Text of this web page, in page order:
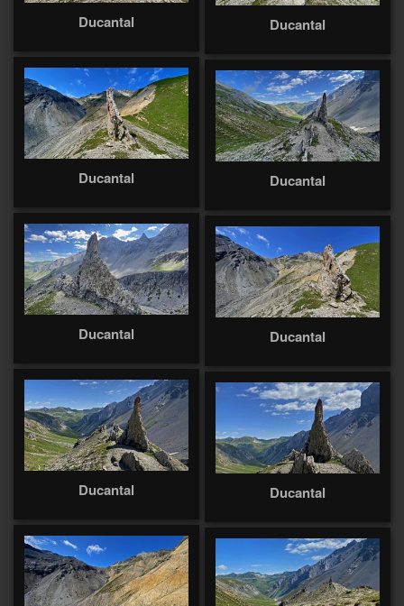
Ducantal Ducantal
Ducantal Ducantal
Ducantal Ducantal
Ducantal Ducantal